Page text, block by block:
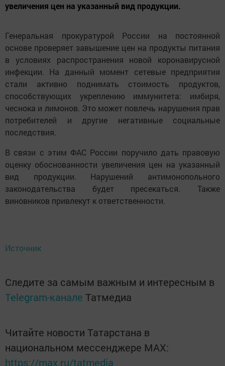
увеличения цен на указанный вид продукции.
Генеральная прокуратурой России на постоянной
основе проверяет завышение цен на продукты питания
в условиях распространения новой коронавирусной
инфекции. На данный момент сетевые предприятия
стали активно поднимать стоимость продуктов,
способствующих укреплению иммунитета: имбиря,
чеснока и лимонов. Это может повлечь нарушения прав
потребителей и другие негативные социальные
последствия.
В связи с этим ФАС России поручило дать правовую
оценку обоснованности увеличения цен на указанный
вид продукции. Нарушений антимонопольного
законодательства будет пресекаться. Также
виновников привлекут к ответственности.
Источник
Следите за самым важным и интересным в
Telegram-канале Татмедиа
Читайте новости Татарстана в
национальном мессенджере MАХ:
https://max.ru/tatmedia